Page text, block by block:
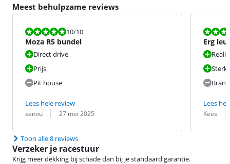
Meest behulpzame reviews
Beoordeling is 10 van de 10.
10/10
Moza R5 bundel
Direct drive
Prijs
Pit house
Lees hele review
Beoordeling door:
sanou
Datum: 27 mei 2025
Erg
Lees
Kees
Datum:
Toon alle 8 reviews
Verzeker je racestuur
Krijg meer dekking bij schade dan bij je standaard garantie.